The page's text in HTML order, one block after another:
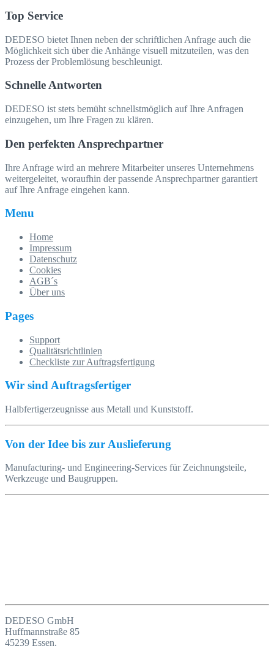
Top Service
DEDESO bietet Ihnen neben der schriftlichen Anfrage auch die
Möglichkeit sich über die Anhänge visuell mitzuteilen, was den
Prozess der Problemlösung beschleunigt.
Schnelle Antworten
DEDESO ist stets bemüht schnellstmöglich auf Ihre Anfragen
einzugehen, um Ihre Fragen zu klären.
Den perfekten Ansprechpartner
Ihre Anfrage wird an mehrere Mitarbeiter unseres Unternehmens
weitergeleitet, woraufhin der passende Ansprechpartner garantiert
auf Ihre Anfrage eingehen kann.
Menu
Home
Impressum
Datenschutz
Cookies
AGB´s
Über uns
Pages
Support
Qualitätsrichtlinien
Checkliste zur Auftragsfertigung
Wir sind Auftragsfertiger
Halbfertigerzeugnisse aus Metall und Kunststoff.
Von der Idee bis zur Auslieferung
Manufacturing- und Engineering-Services für Zeichnungsteile,
Werkzeuge und Baugruppen.
DEDESO GmbH
Huffmannstraße 85
45239 Essen.